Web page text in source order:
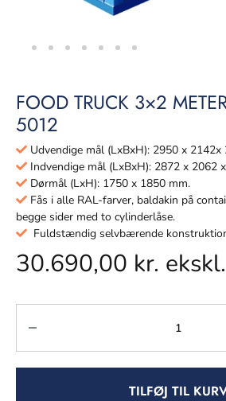
FOOD TRUCK 3×2
5012
Udvendige mål (LxBxH): 2950 x 2142x
Indvendige mål (LxBxH): 2872 x 2062
Dørmål (LxH): 1750 x 1850 mm.
Fås i alle RAL-farver, baldakin på
begge sider med to cylinderlåse.
Fuldstændig selvbærende
30.690,00 kr.
TILFØJ TIL